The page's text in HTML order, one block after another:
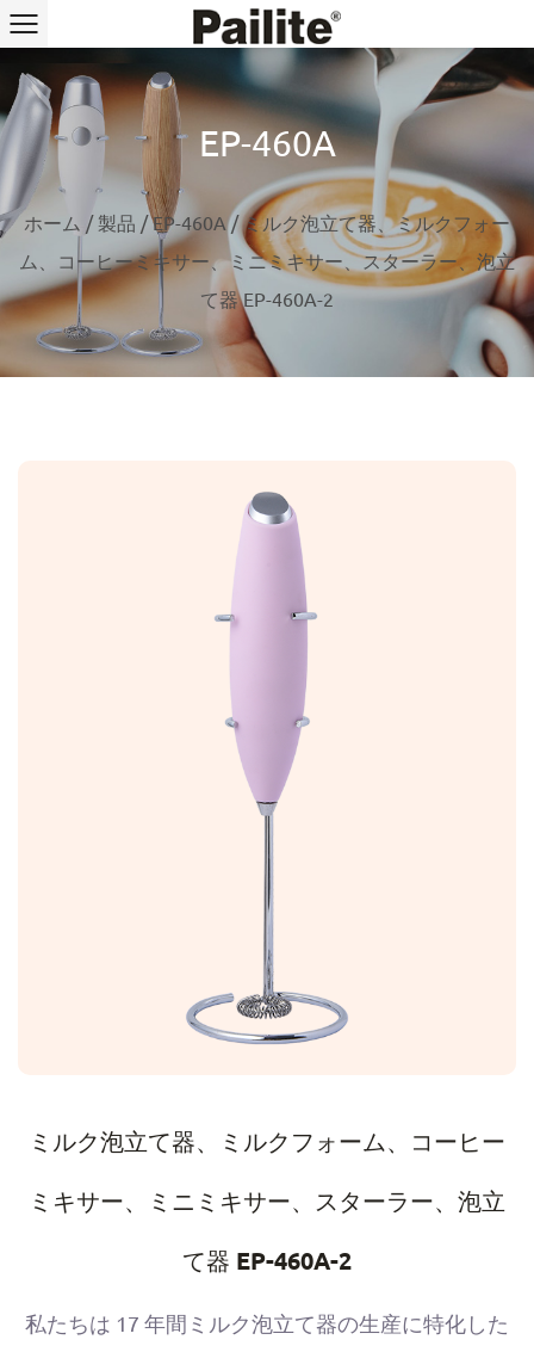
EP-460A
ホーム / 製品 /EP-460A/ミルク泡立て器、ミルクフォー
ム、コーヒーミキサー、ミニミキサー、スターラー、泡立
て器 EP-460A-2
ミルク泡立て器、ミルクフォーム、コーヒー
ミキサー、ミニミキサー、スターラー、泡立
て器 EP-460A-2
私たちは 17 年間ミルク泡立て器の生産に特化した